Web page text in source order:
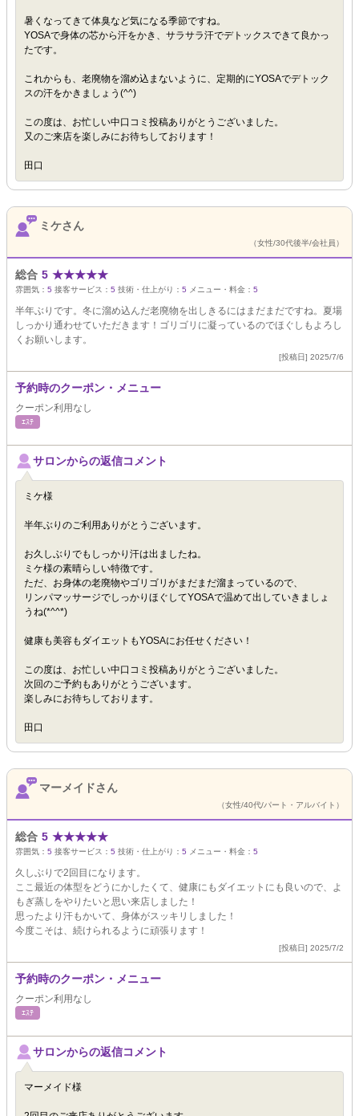
暑くなってきて体臭など気になる季節ですね。
YOSAで身体の芯から汗をかき、サラサラ汗でデトックスできて良かっ
たです。
これからも、老廃物を溜め込まないように、定期的にYOSAでデトック
スの汗をかきましょう(^^)
この度は、お忙しい中口コミ投稿ありがとうございました。
又のご来店を楽しみにお待ちしております！
田口
ミケさん
（女性/30代後半/会社員）
総合 5 ★★★★★
雰囲気： 5 接客サービス： 5 技術・仕上がり： 5 メニュー・料金： 5
半年ぶりです。冬に溜め込んだ老廃物を出しきるにはまだまだですね。夏場
しっかり通わせていただきます！ゴリゴリに凝っているのでほぐしもよろし
くお願いします。
[投稿日] 2025/7/6
予約時のクーポン・メニュー
クーポン利用なし
ｴｽﾃ
サロンからの返信コメント
ミケ様
半年ぶりのご利用ありがとうございます。
お久しぶりでもしっかり汗は出ましたね。
ミケ様の素晴らしい特徴です。
ただ、お身体の老廃物やゴリゴリがまだまだ溜まっているので、
リンパマッサージでしっかりほぐしてYOSAで温めて出していきましょ
うね(*^^*)
健康も美容もダイエットもYOSAにお任せください！
この度は、お忙しい中口コミ投稿ありがとうございました。
次回のご予約もありがとうございます。
楽しみにお待ちしております。
田口
マーメイドさん
（女性/40代/パート・アルバイト）
総合 5 ★★★★★
雰囲気： 5 接客サービス： 5 技術・仕上がり： 5 メニュー・料金： 5
久しぶりで2回目になります。
ここ最近の体型をどうにかしたくて、健康にもダイエットにも良いので、よ
もぎ蒸しをやりたいと思い来店しました！
思ったより汗もかいて、身体がスッキリしました！
今度こそは、続けられるように頑張ります！
[投稿日] 2025/7/2
予約時のクーポン・メニュー
クーポン利用なし
ｴｽﾃ
サロンからの返信コメント
マーメイド様